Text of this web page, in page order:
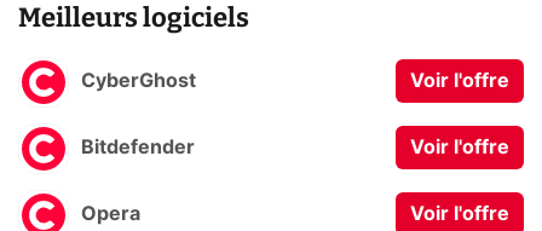
Meilleurs logiciels
CyberGhost Voir l'offre
Bitdefender Voir l'offre
Opera Voir l'offre